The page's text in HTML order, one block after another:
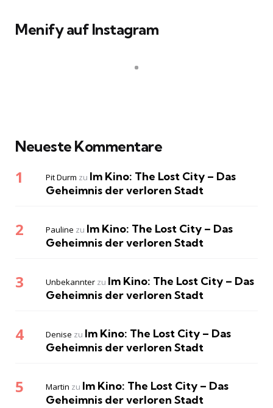
Menify auf Instagram
Neueste Kommentare
Pit Durm zu Im Kino: The Lost City – Das
Geheimnis der verloren Stadt
Pauline zu Im Kino: The Lost City – Das
Geheimnis der verloren Stadt
Unbekannter zu Im Kino: The Lost City – Das
Geheimnis der verloren Stadt
Denise zu Im Kino: The Lost City – Das
Geheimnis der verloren Stadt
Martin zu Im Kino: The Lost City – Das
Geheimnis der verloren Stadt